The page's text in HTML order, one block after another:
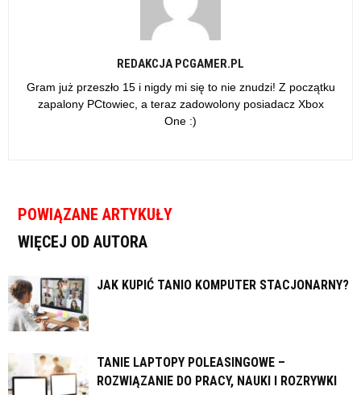
REDAKCJA PCGAMER.PL
Gram już przeszło 15 i nigdy mi się to nie znudzi! Z początku
zapalony PCtowiec, a teraz zadowolony posiadacz Xbox
One :)
POWIĄZANE ARTYKUŁY
WIĘCEJ OD AUTORA
JAK KUPIĆ TANIO KOMPUTER STACJONARNY?
TANIE LAPTOPY POLEASINGOWE –
ROZWIĄZANIE DO PRACY, NAUKI I ROZRYWKI